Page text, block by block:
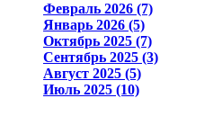
Февраль 2026 (7)
Январь 2026 (5)
Октябрь 2025 (7)
Сентябрь 2025 (3)
Август 2025 (5)
Июль 2025 (10)